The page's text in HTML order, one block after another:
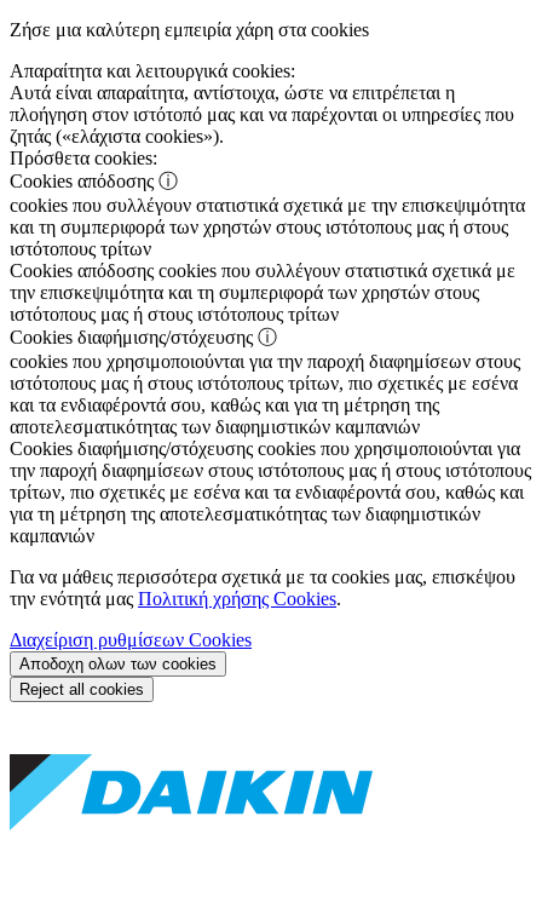
Ζήσε μια καλύτερη εμπειρία χάρη στα cookies
Απαραίτητα και λειτουργικά cookies:
Αυτά είναι απαραίτητα, αντίστοιχα, ώστε να επιτρέπεται η
πλοήγηση στον ιστότοπό μας και να παρέχονται οι υπηρεσίες που
ζητάς («ελάχιστα cookies»).
Πρόσθετα cookies:
Cookies απόδοσης ⓘ
cookies που συλλέγουν στατιστικά σχετικά με την επισκεψιμότητα
και τη συμπεριφορά των χρηστών στους ιστότοπους μας ή στους
ιστότοπους τρίτων
Cookies απόδοσης cookies που συλλέγουν στατιστικά σχετικά με
την επισκεψιμότητα και τη συμπεριφορά των χρηστών στους
ιστότοπους μας ή στους ιστότοπους τρίτων
Cookies διαφήμισης/στόχευσης ⓘ
cookies που χρησιμοποιούνται για την παροχή διαφημίσεων στους
ιστότοπους μας ή στους ιστότοπους τρίτων, πιο σχετικές με εσένα
και τα ενδιαφέροντά σου, καθώς και για τη μέτρηση της
αποτελεσματικότητας των διαφημιστικών καμπανιών
Cookies διαφήμισης/στόχευσης cookies που χρησιμοποιούνται για
την παροχή διαφημίσεων στους ιστότοπους μας ή στους ιστότοπους
τρίτων, πιο σχετικές με εσένα και τα ενδιαφέροντά σου, καθώς και
για τη μέτρηση της αποτελεσματικότητας των διαφημιστικών
καμπανιών
Για να μάθεις περισσότερα σχετικά με τα cookies μας, επισκέψου
την ενότητά μας Πολιτική χρήσης Cookies.
Διαχείριση ρυθμίσεων Cookies
Αποδοχη ολων των cookies
Reject all cookies